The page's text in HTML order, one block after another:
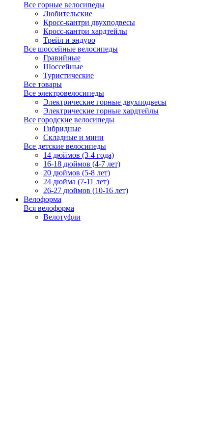
Все горные велосипеды
Любительские
Кросс-кантри двухподвесы
Кросс-кантри хардтейлы
Трейл и эндуро
Все шоссейные велосипеды
Гравийные
Шоссейные
Туристические
Все товары
Все электровелосипеды
Электрические горные двухподвесы
Электрические горные хардтейлы
Все городские велосипеды
Гибридные
Складные и мини
Все детские велосипеды
14 дюймов (3-4 года)
16-18 дюймов (4-7 лет)
20 дюймов (5-8 лет)
24 дюйма (7-11 лет)
26-27 дюймов (10-16 лет)
Велоформа
Вся велоформа
Велотуфли